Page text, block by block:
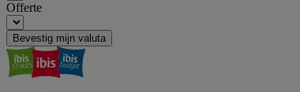
Offerte
Bevestig mijn valuta